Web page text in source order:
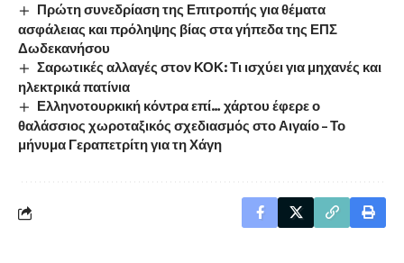
Πρώτη συνεδρίαση της Επιτροπής για θέματα
ασφάλειας και πρόληψης βίας στα γήπεδα της ΕΠΣ
Δωδεκανήσου
Σαρωτικές αλλαγές στον ΚΟΚ: Τι ισχύει για μηχανές και
ηλεκτρικά πατίνια
Ελληνοτουρκική κόντρα επί… χάρτου έφερε ο
θαλάσσιος χωροταξικός σχεδιασμός στο Αιγαίο – Το
μήνυμα Γεραπετρίτη για τη Χάγη